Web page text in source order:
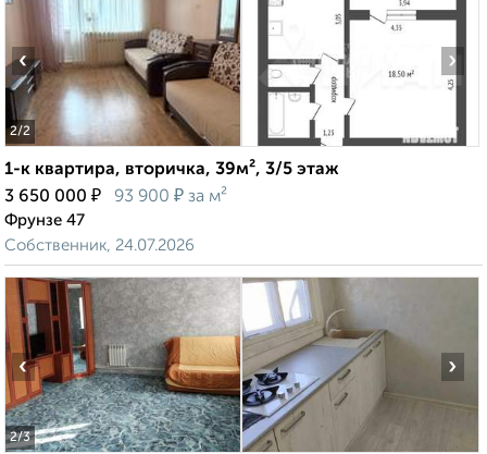
2/2
‹ ›
1-к квартира, вторичка, 39м², 3/5 этаж
3 650 000 ₽ 93 900 ₽ за м²
Фрунзе 47
Собственник, 24.07.2026
2/3
‹ ›